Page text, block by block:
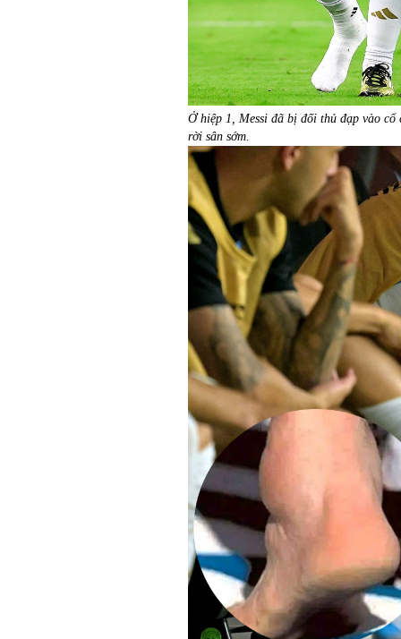
Ở hiệp 1, Messi đã bị đối thủ đạp vào
rời sân sớm.